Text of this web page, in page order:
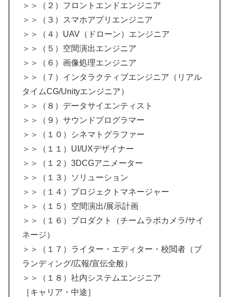
＞＞（２）フロントエンドエンジニア
＞＞（３）スマホアプリエンジニア
＞＞（４）UAV（ドローン）エンジニア
＞＞（５）空間演出エンジニア
＞＞（６）画像処理エンジニア
＞＞（７）インタラクティブエンジニア（リアル
タイムCG/Unityエンジニア）
＞＞（８）データサイエンティスト
＞＞（９）サウンドプログラマー
＞＞（１０）シネマトグラファー
＞＞（１１）UI/UXデザイナー
＞＞（１２）3DCGアニメーター
＞＞（１３）ソリューション
＞＞（１４）プロジェクトマネージャー
＞＞（１５）空間演出/展示計画
＞＞（１６）プロダクト（チームラボカメラ/サイ
ネージ）
＞＞（１７）ライター・エディター・校閲者（ブ
ランディング/広報/宣伝全般）
＞＞（１８）社内システムエンジニア
［キャリア・中途］